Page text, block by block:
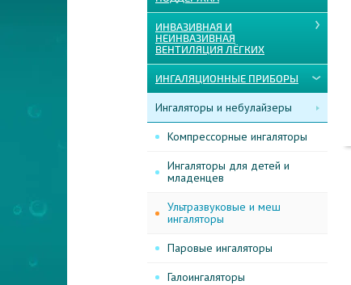
ИНВАЗИВНАЯ И
НЕИНВАЗИВНАЯ
ВЕНТИЛЯЦИЯ ЛЁГКИХ
ИНГАЛЯЦИОННЫЕ ПРИБОРЫ
Ингаляторы и небулайзеры
Компрессорные ингаляторы
Ингаляторы для детей и
младенцев
Ультразвуковые и меш
ингаляторы
Паровые ингаляторы
Галоингаляторы